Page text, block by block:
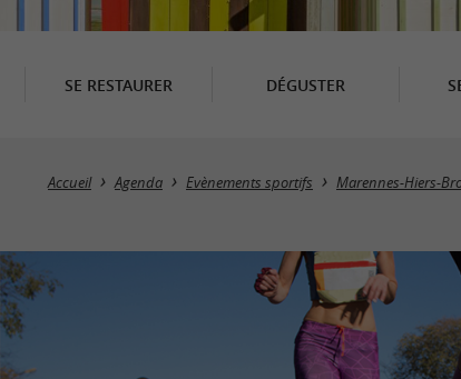
SE RESTAURER DÉGUSTER
Accueil Agenda Evènements sportifs Marennes-Hiers-